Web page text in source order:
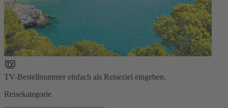
TV-Bestellnummer einfach als Reiseziel eingeben.
Reisekategorie